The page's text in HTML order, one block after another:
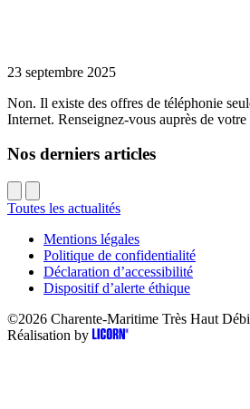
23 septembre 2025
Non. Il existe des offres de téléphonie
Internet. Renseignez-vous auprès de votre
Nos derniers articles
Toutes les actualités
Mentions légales
Politique de confidentialité
Déclaration d’accessibilité
Dispositif d’alerte éthique
©2026 Charente-Maritime Très Haut
Réalisation by